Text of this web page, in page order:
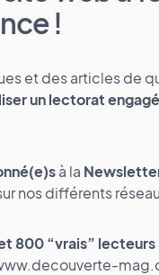
!
et des articles de
un lectorat
à la
nos différents
800 “vrais” lecteurs